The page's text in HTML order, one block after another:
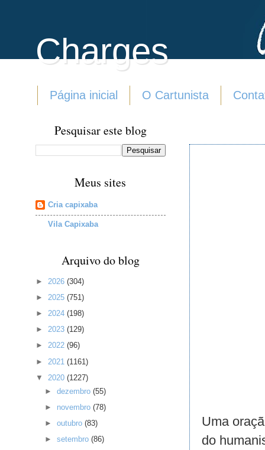
Charges
Página inicial O Cartunista
Uma
do
Pesquisar este blog
Meus sites
Cria capixaba
Vila Capixaba
Arquivo do blog
► 2026 (304)
► 2025 (751)
► 2024 (198)
► 2023 (129)
► 2022 (96)
► 2021 (1161)
▼ 2020 (1227)
►dezembro(55)
► novembro(78)
►outubro(83)
►setembro(86)